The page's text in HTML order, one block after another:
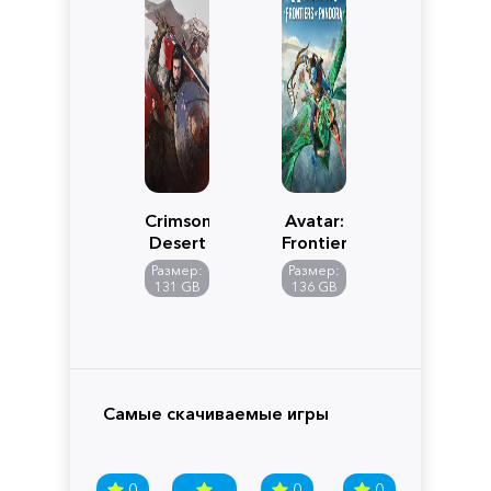
Crimson
Desert
Размер:
131 GB
Avatar:
Frontiers
of
Pandora
Размер:
136 GB
Самые скачиваемые игры